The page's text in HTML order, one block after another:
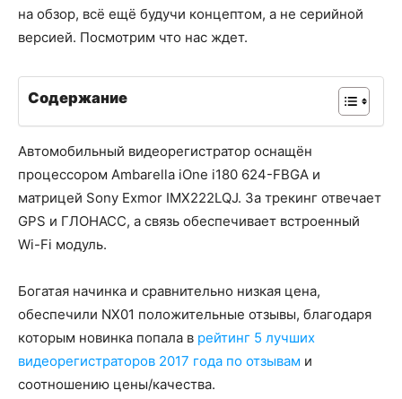
на обзор, всё ещё будучи концептом, а не серийной
версией. Посмотрим что нас ждет.
Содержание
Автомобильный видеорегистратор оснащён
процессором Ambarella iOne i180 624-FBGA и
матрицей Sony Exmor IMX222LQJ. За трекинг отвечает
GPS и ГЛОНАСС, а связь обеспечивает встроенный
Wi-Fi модуль.
Богатая начинка и сравнительно низкая цена,
обеспечили NX01 положительные отзывы, благодаря
которым новинка попала в рейтинг 5 лучших
видеорегистраторов 2017 года по отзывам и
соотношению цены/качества.